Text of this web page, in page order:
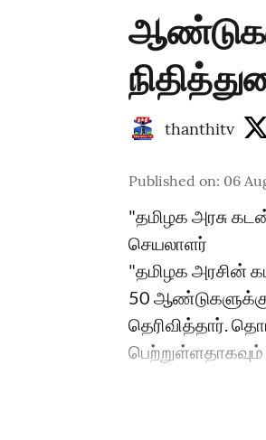
thanthitv
Published on: 06
"தமிழக அரசு
செயலாளர்
"தமிழக அரசின்
50
தெரிவித்தார்.